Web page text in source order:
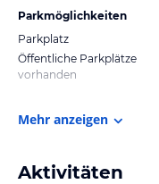
Parkmöglichkeiten
Parkplatz
Öffentliche Parkplätze
vorhanden
Mehr anzeigen
Aktivitäten